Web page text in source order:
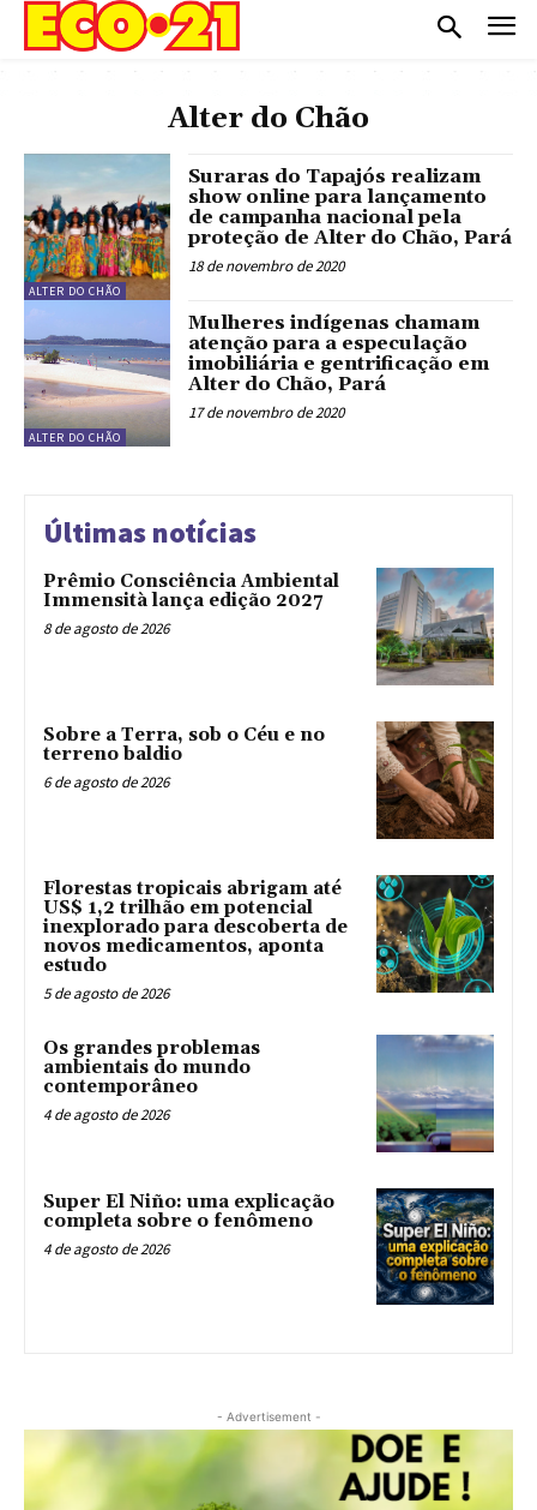
Alter do Chão
ALTER DO CHÃO
Suraras do Tapajós realizam
show online para lançamento
de campanha nacional pela
proteção de Alter do Chão, Pará
18 de novembro de 2020
ALTER DO CHÃO
Mulheres indígenas chamam
atenção para a especulação
imobiliária e gentrificação em
Alter do Chão, Pará
17 de novembro de 2020
Últimas notícias
Prêmio Consciência Ambiental
Immensità lança edição 2027
8 de agosto de 2026
Sobre a Terra, sob o Céu e no
terreno baldio
6 de agosto de 2026
Florestas tropicais abrigam até
US$ 1,2 trilhão em potencial
inexplorado para descoberta de
novos medicamentos, aponta
estudo
5 de agosto de 2026
Os grandes problemas
ambientais do mundo
contemporâneo
4 de agosto de 2026
Super El Niño: uma explicação
completa sobre o fenômeno
4 de agosto de 2026
- Advertisement -